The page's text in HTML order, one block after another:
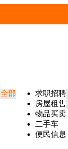
全部
求职招聘
房屋租售
物品买卖
二手车
便民信息